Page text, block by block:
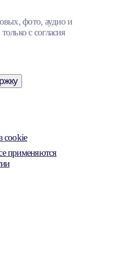
фото, аудио и
с согласия
cookie
применяются